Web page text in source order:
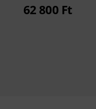
62 800 Ft